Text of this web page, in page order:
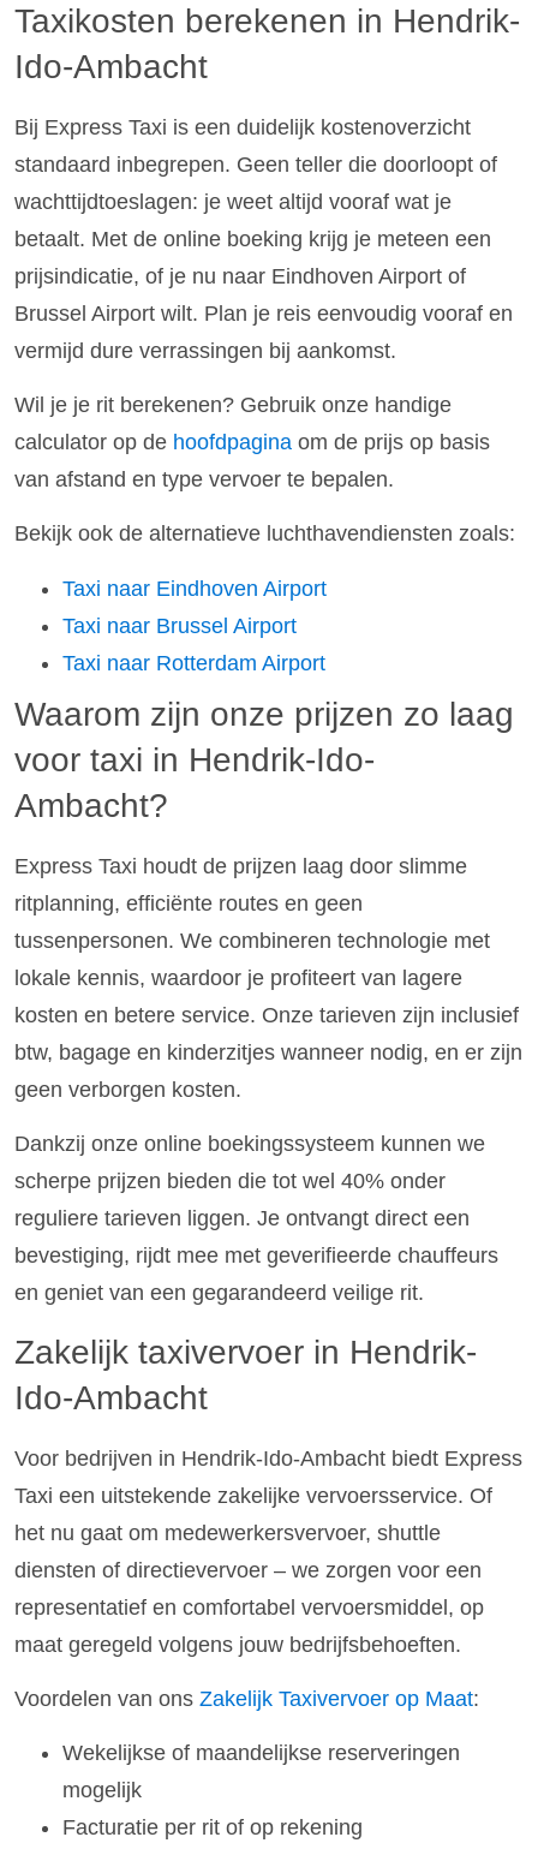
Taxikosten berekenen in Hendrik-
Ido-Ambacht
Bij Express Taxi is een duidelijk kostenoverzicht
standaard inbegrepen. Geen teller die doorloopt of
wachttijdtoeslagen: je weet altijd vooraf wat je
betaalt. Met de online boeking krijg je meteen een
prijsindicatie, of je nu naar Eindhoven Airport of
Brussel Airport wilt. Plan je reis eenvoudig vooraf en
vermijd dure verrassingen bij aankomst.
Wil je je rit berekenen? Gebruik onze handige
calculator op de hoofdpagina om de prijs op basis
van afstand en type vervoer te bepalen.
Bekijk ook de alternatieve luchthavendiensten zoals:
Taxi naar Eindhoven Airport
Taxi naar Brussel Airport
Taxi naar Rotterdam Airport
Waarom zijn onze prijzen zo laag
voor taxi in Hendrik-Ido-
Ambacht?
Express Taxi houdt de prijzen laag door slimme
ritplanning, efficiënte routes en geen
tussenpersonen. We combineren technologie met
lokale kennis, waardoor je profiteert van lagere
kosten en betere service. Onze tarieven zijn inclusief
btw, bagage en kinderzitjes wanneer nodig, en er zijn
geen verborgen kosten.
Dankzij onze online boekingssysteem kunnen we
scherpe prijzen bieden die tot wel 40% onder
reguliere tarieven liggen. Je ontvangt direct een
bevestiging, rijdt mee met geverifieerde chauffeurs
en geniet van een gegarandeerd veilige rit.
Zakelijk taxivervoer in Hendrik-
Ido-Ambacht
Voor bedrijven in Hendrik-Ido-Ambacht biedt Express
Taxi een uitstekende zakelijke vervoersservice. Of
het nu gaat om medewerkersvervoer, shuttle
diensten of directievervoer – we zorgen voor een
representatief en comfortabel vervoersmiddel, op
maat geregeld volgens jouw bedrijfsbehoeften.
Voordelen van ons Zakelijk Taxivervoer op Maat:
Wekelijkse of maandelijkse reserveringen
mogelijk
Facturatie per rit of op rekening